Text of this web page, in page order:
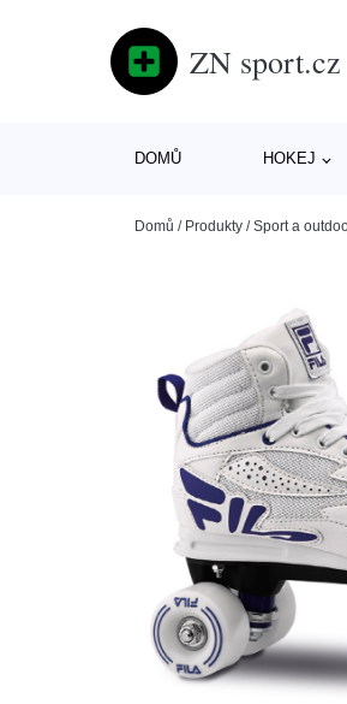
ZN sport.cz
DOMŮ HOKEJ
Domů / Produkty /Sport a